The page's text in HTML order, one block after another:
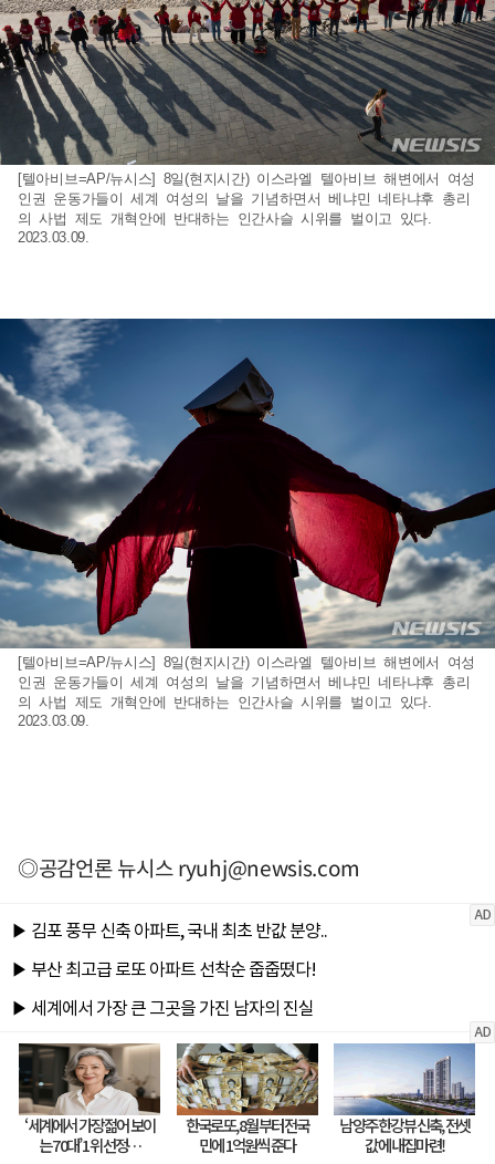
[텔아비브=AP/뉴시스] 8일(현지시간) 이스라엘 텔아비브 해변에서 여성
인권 운동가들이 세계 여성의 날을 기념하면서 베냐민 네타냐후 총리
의 사법 제도 개혁안에 반대하는 인간사슬 시위를 벌이고 있다.
2023.03.09.
[텔아비브=AP/뉴시스] 8일(현지시간) 이스라엘 텔아비브 해변에서 여성
인권 운동가들이 세계 여성의 날을 기념하면서 베냐민 네타냐후 총리
의 사법 제도 개혁안에 반대하는 인간사슬 시위를 벌이고 있다.
2023.03.09.
◎공감언론 뉴시스ryuhj@newsis.com